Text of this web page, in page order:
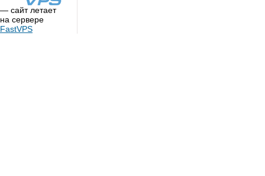
— сайт летает
на сервере
FastVPS